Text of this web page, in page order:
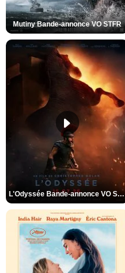
Mutiny Bande-annonce VO STFR
L'Odyssée Bande-annonce VO STFR